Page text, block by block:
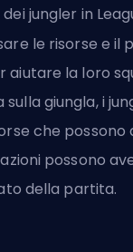
jungler in
le risorse e
aiutare la loro
giungla, i
che possono
possono
della partita.